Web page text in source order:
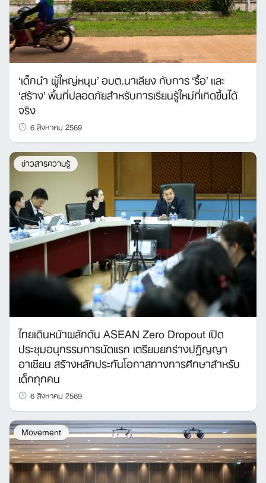
‘เด็กนำ ผู้ใหญ่หนุน’ อบต.นาเลียง กับการ ‘รื้อ’ และ
‘สร้าง’ พื้นที่ปลอดภัยสำหรับการเรียนรู้ใหม่ที่เกิดขึ้นได้
จริง
6 สิงหาคม 2569
ข่าวสารความรู้
ไทยเดินหน้าผลักดัน ASEAN Zero Dropout เปิด
ประชุมอนุกรรมการนัดแรก เตรียมยกร่างปฏิญญา
อาเซียน สร้างหลักประกันโอกาสทางการศึกษาสำหรับ
เด็กทุกคน
6 สิงหาคม 2569
Movement